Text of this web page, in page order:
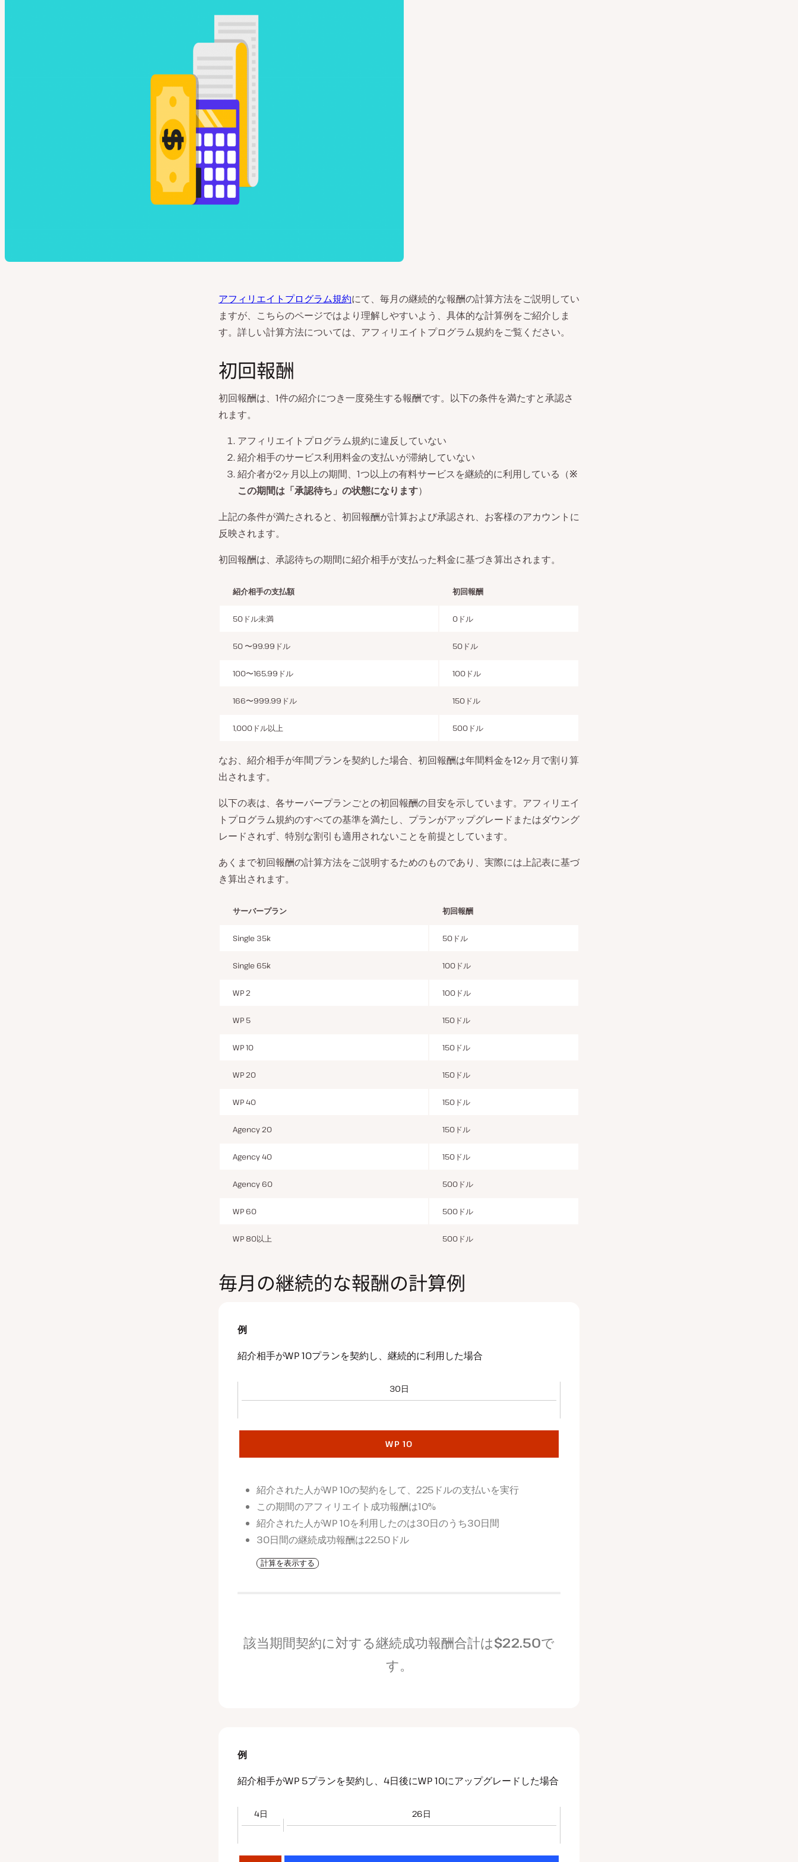
アフィリエイトプログラム規約にて、毎月の継続的な報酬の計算方法をご説明してい
ますが、こちらのページではより理解しやすいよう、具体的な計算例をご紹介しま
す。詳しい計算方法については、アフィリエイトプログラム規約をご覧ください。
初回報酬
初回報酬は、1件の紹介につき一度発生する報酬です。以下の条件を満たすと承認さ
れます。
アフィリエイトプログラム規約に違反していない
紹介相手のサービス利用料金の支払いが滞納していない
紹介者が2ヶ月以上の期間、1つ以上の有料サービスを継続的に利用している（※
この期間は「承認待ち」の状態になります）
上記の条件が満たされると、初回報酬が計算および承認され、お客様のアカウントに
反映されます。
初回報酬は、承認待ちの期間に紹介相手が支払った料金に基づき算出されます。
紹介相手の支払額 初回報酬
50ドル未満 0ドル
50 〜99.99ドル 50ドル
100〜165.99ドル 100ドル
166〜999.99ドル 150ドル
1,000ドル以上 500ドル
なお、紹介相手が年間プランを契約した場合、初回報酬は年間料金を12ヶ月で割り算
出されます。
以下の表は、各サーバープランごとの初回報酬の目安を示しています。アフィリエイ
トプログラム規約のすべての基準を満たし、プランがアップグレードまたはダウング
レードされず、特別な割引も適用されないことを前提としています。
あくまで初回報酬の計算方法をご説明するためのものであり、実際には上記表に基づ
き算出されます。
サーバープラン 初回報酬
Single 35k 50ドル
Single 65k 100ドル
WP 2 100ドル
WP 5 150ドル
WP 10 150ドル
WP 20 150ドル
WP 40 150ドル
Agency 20 150ドル
Agency 40 150ドル
Agency 60 500ドル
WP 60 500ドル
WP 80以上 500ドル
毎月の継続的な報酬の計算例
例
紹介相手がWP 10プランを契約し、継続的に利用した場合
30日
WP 10
紹介された人がWP 10の契約をして、225ドルの支払いを実行
この期間のアフィリエイト成功報酬は10%
紹介された人がWP 10を利用したのは30日のうち30日間
30日間の継続成功報酬は22.50ドル
計算を表示する
該当期間契約に対する継続成功報酬合計は$22.50で
す。
例
紹介相手がWP 5プランを契約し、4日後にWP 10にアップグレードした場合
4日 26日